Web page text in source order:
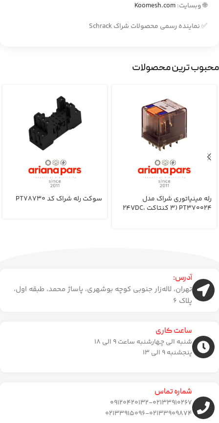
🌐 وبسایت:Koomesh.com
✅ نماینده رسمی محصولات شراک Schrack
محبوب ترین محصولات
رله مینیاتوری شراک مدل
PT370024 (3 کنتاکت 24VDC،
سوکت رله شراک کد PT78730
آدرس:
تهران، لاله‌زار جنوبی کوچه بوشهری، پاساژ محمد، طبقه اول،
پلاک 6
ساعت کاری
شنبه الی چهارشنبه ساعت ۹ الی 18
پنجشنبه 9 الی 13
شماره تماس
09120420132-02133910267
02133915096-02133909874